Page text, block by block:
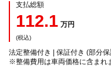
支払総額
112.1 万円
(税込)
法定整備付き | 保証付き (部分
※整備費用は車両価格に含まれ